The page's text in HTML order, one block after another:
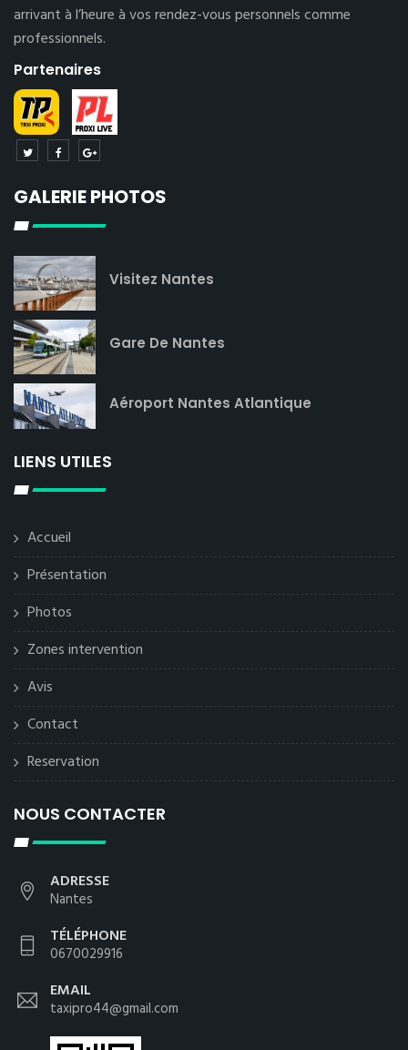
arrivant à l’heure à vos rendez-vous personnels comme
professionnels.
Partenaires
GALERIE PHOTOS
Visitez Nantes
Gare De Nantes
Aéroport Nantes Atlantique
LIENS UTILES
Accueil
Présentation
Photos
Zones intervention
Avis
Contact
Reservation
NOUS CONTACTER
ADRESSE
Nantes
TÉLÉPHONE
0670029916
EMAIL
taxipro44@gmail.com